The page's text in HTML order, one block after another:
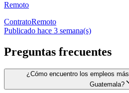
Remoto
ContratoRemoto
Publicado hace 3 semana(s)
Preguntas frecuentes
¿Cómo encuentro los empleos
Guatemala?